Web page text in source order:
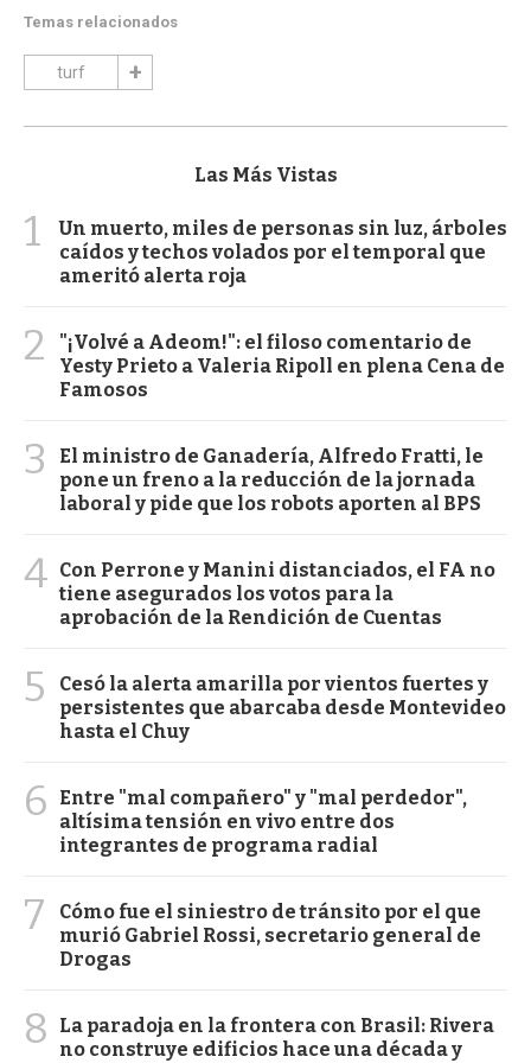
Temas relacionados
turf
Las Más Vistas
1
Un muerto, miles de personas sin luz, árboles
caídos y techos volados por el temporal que
ameritó alerta roja
2
"¡Volvé a Adeom!": el filoso comentario de
Yesty Prieto a Valeria Ripoll en plena Cena de
Famosos
3
El ministro de Ganadería, Alfredo Fratti, le
pone un freno a la reducción de la jornada
laboral y pide que los robots aporten al BPS
4 Con Perrone y Manini distanciados, el FA no
tiene asegurados los votos para la
aprobación de la Rendición de Cuentas
5
Cesó la alerta amarilla por vientos fuertes y
persistentes que abarcaba desde Montevideo
hasta el Chuy
6
Entre "mal compañero" y "mal perdedor",
altísima tensión en vivo entre dos
integrantes de programa radial
7
Cómo fue el siniestro de tránsito por el que
murió Gabriel Rossi, secretario general de
Drogas
8
La paradoja en la frontera con Brasil: Rivera
no construye edificios hace una década y